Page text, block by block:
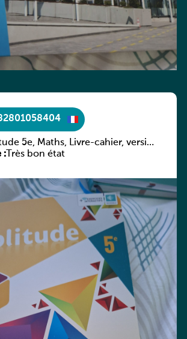
5e, Maths, Livre-cahier, version
:Très bon état